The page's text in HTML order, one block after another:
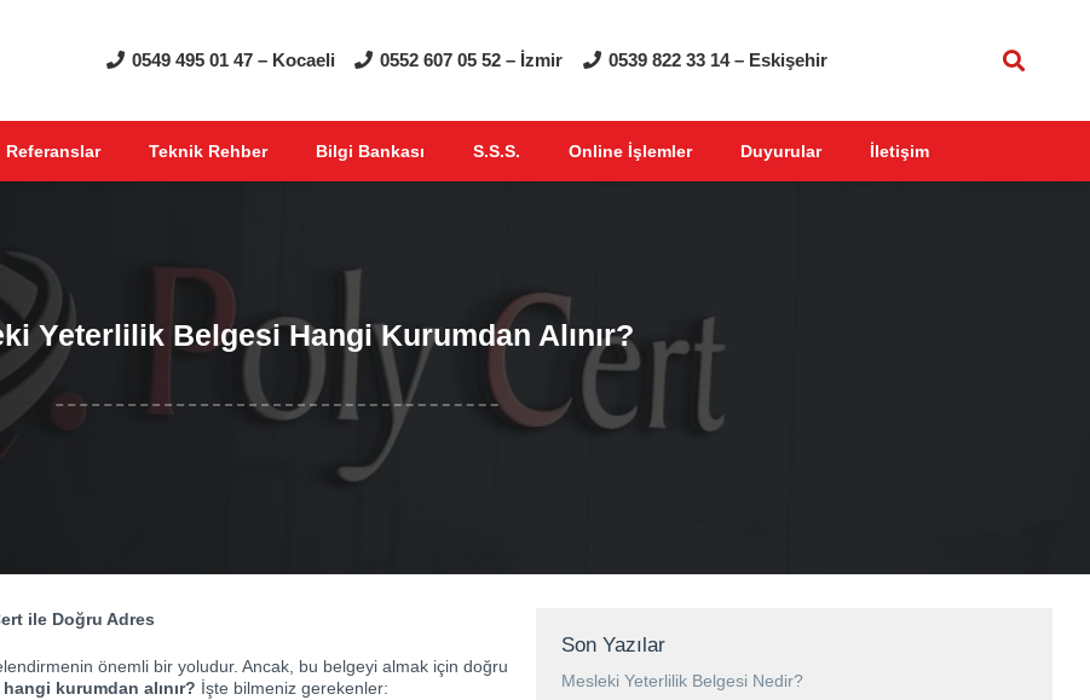
0549 495 01 47 – Kocaeli 0552 607 05 52 – İzmir 0539 822 33 14 – Eskişehir
Referanslar Teknik Rehber Bilgi Bankası S.S.S. Online İşlemler Duyurular İletişim
Yeterlilik Belgesi Hangi Kurumdan Alınır?
ile Doğru Adres
önemli bir yoludur. Ancak, bu belgeyi almak için doğru
kurumdan alınır? İşte bilmeniz gerekenler:
Son Yazılar
Mesleki Yeterlilik Belgesi Nedir?